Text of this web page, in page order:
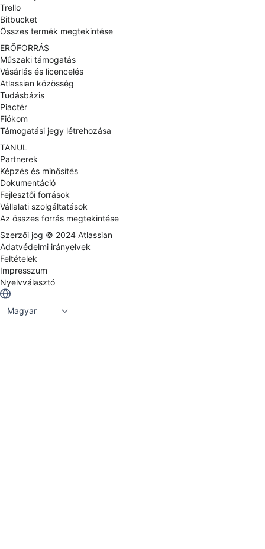
Trello
Bitbucket
Összes termék megtekintése
ERŐFORRÁS
Műszaki támogatás
Vásárlás és licencelés
Atlassian közösség
Tudásbázis
Piactér
Fiókom
Támogatási jegy létrehozása
TANUL
Partnerek
Képzés és minősítés
Dokumentáció
Fejlesztői források
Vállalati szolgáltatások
Az összes forrás megtekintése
Szerzői jog © 2024 Atlassian
Adatvédelmi irányelvek
Feltételek
Impresszum
Nyelvválasztó